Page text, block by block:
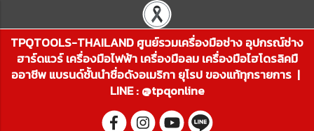
TPQTOOLS-THAILAND ศูนย์รวมเครื่องมือช่าง อุปกรณ์ช่าง
ฮาร์ดแวร์ เครื่องมือไฟฟ้า เครื่องมือลม เครื่องมือไฮโดรลิคมื
ออาชีพ แบรนด์ชั้นนำชื่อดังอเมริกา ยุโรป ของแท้ทุกรายการ |
LINE : @tpqonline